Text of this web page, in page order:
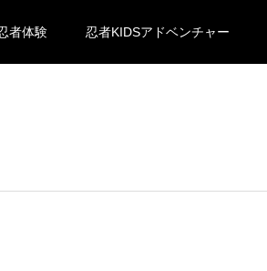
者体験 忍者KIDSアドベンチャー